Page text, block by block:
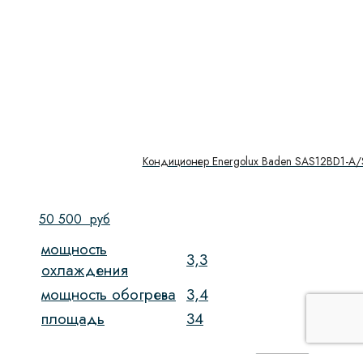
Кондиционер Energolux Baden SAS12BD1-A/
50 500 руб
мощность
охлаждения
3,3
мощность обогрева 3,4
площадь
34